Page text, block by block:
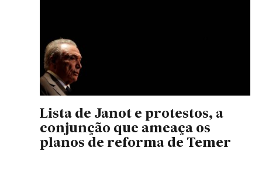
Lista de Janot e protestos, a
conjunção que ameaça os
planos de reforma de Temer